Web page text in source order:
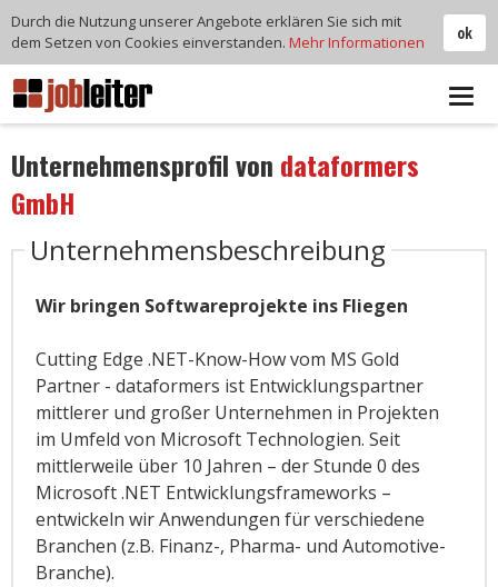
Unternehmensprofil von dataformers
GmbH
Unternehmensbeschreibung
Wir bringen Softwareprojekte ins Fliegen
Cutting Edge .NET-Know-How vom MS Gold
Partner - dataformers ist Entwicklungspartner
mittlerer und großer Unternehmen in Projekten
im Umfeld von Microsoft Technologien. Seit
mittlerweile über 10 Jahren – der Stunde 0 des
Microsoft .NET Entwicklungsframeworks –
entwickeln wir Anwendungen für verschiedene
Branchen (z.B. Finanz-, Pharma- und Automotive-
Branche).
ok
Durch die Nutzung unserer Angebote erklären Sie sich mit
dem Setzen von Cookies einverstanden. Mehr Informationen